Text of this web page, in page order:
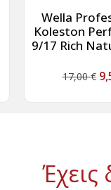
Wella
Koleston
9/17 Rich
17,00€
Έχεις